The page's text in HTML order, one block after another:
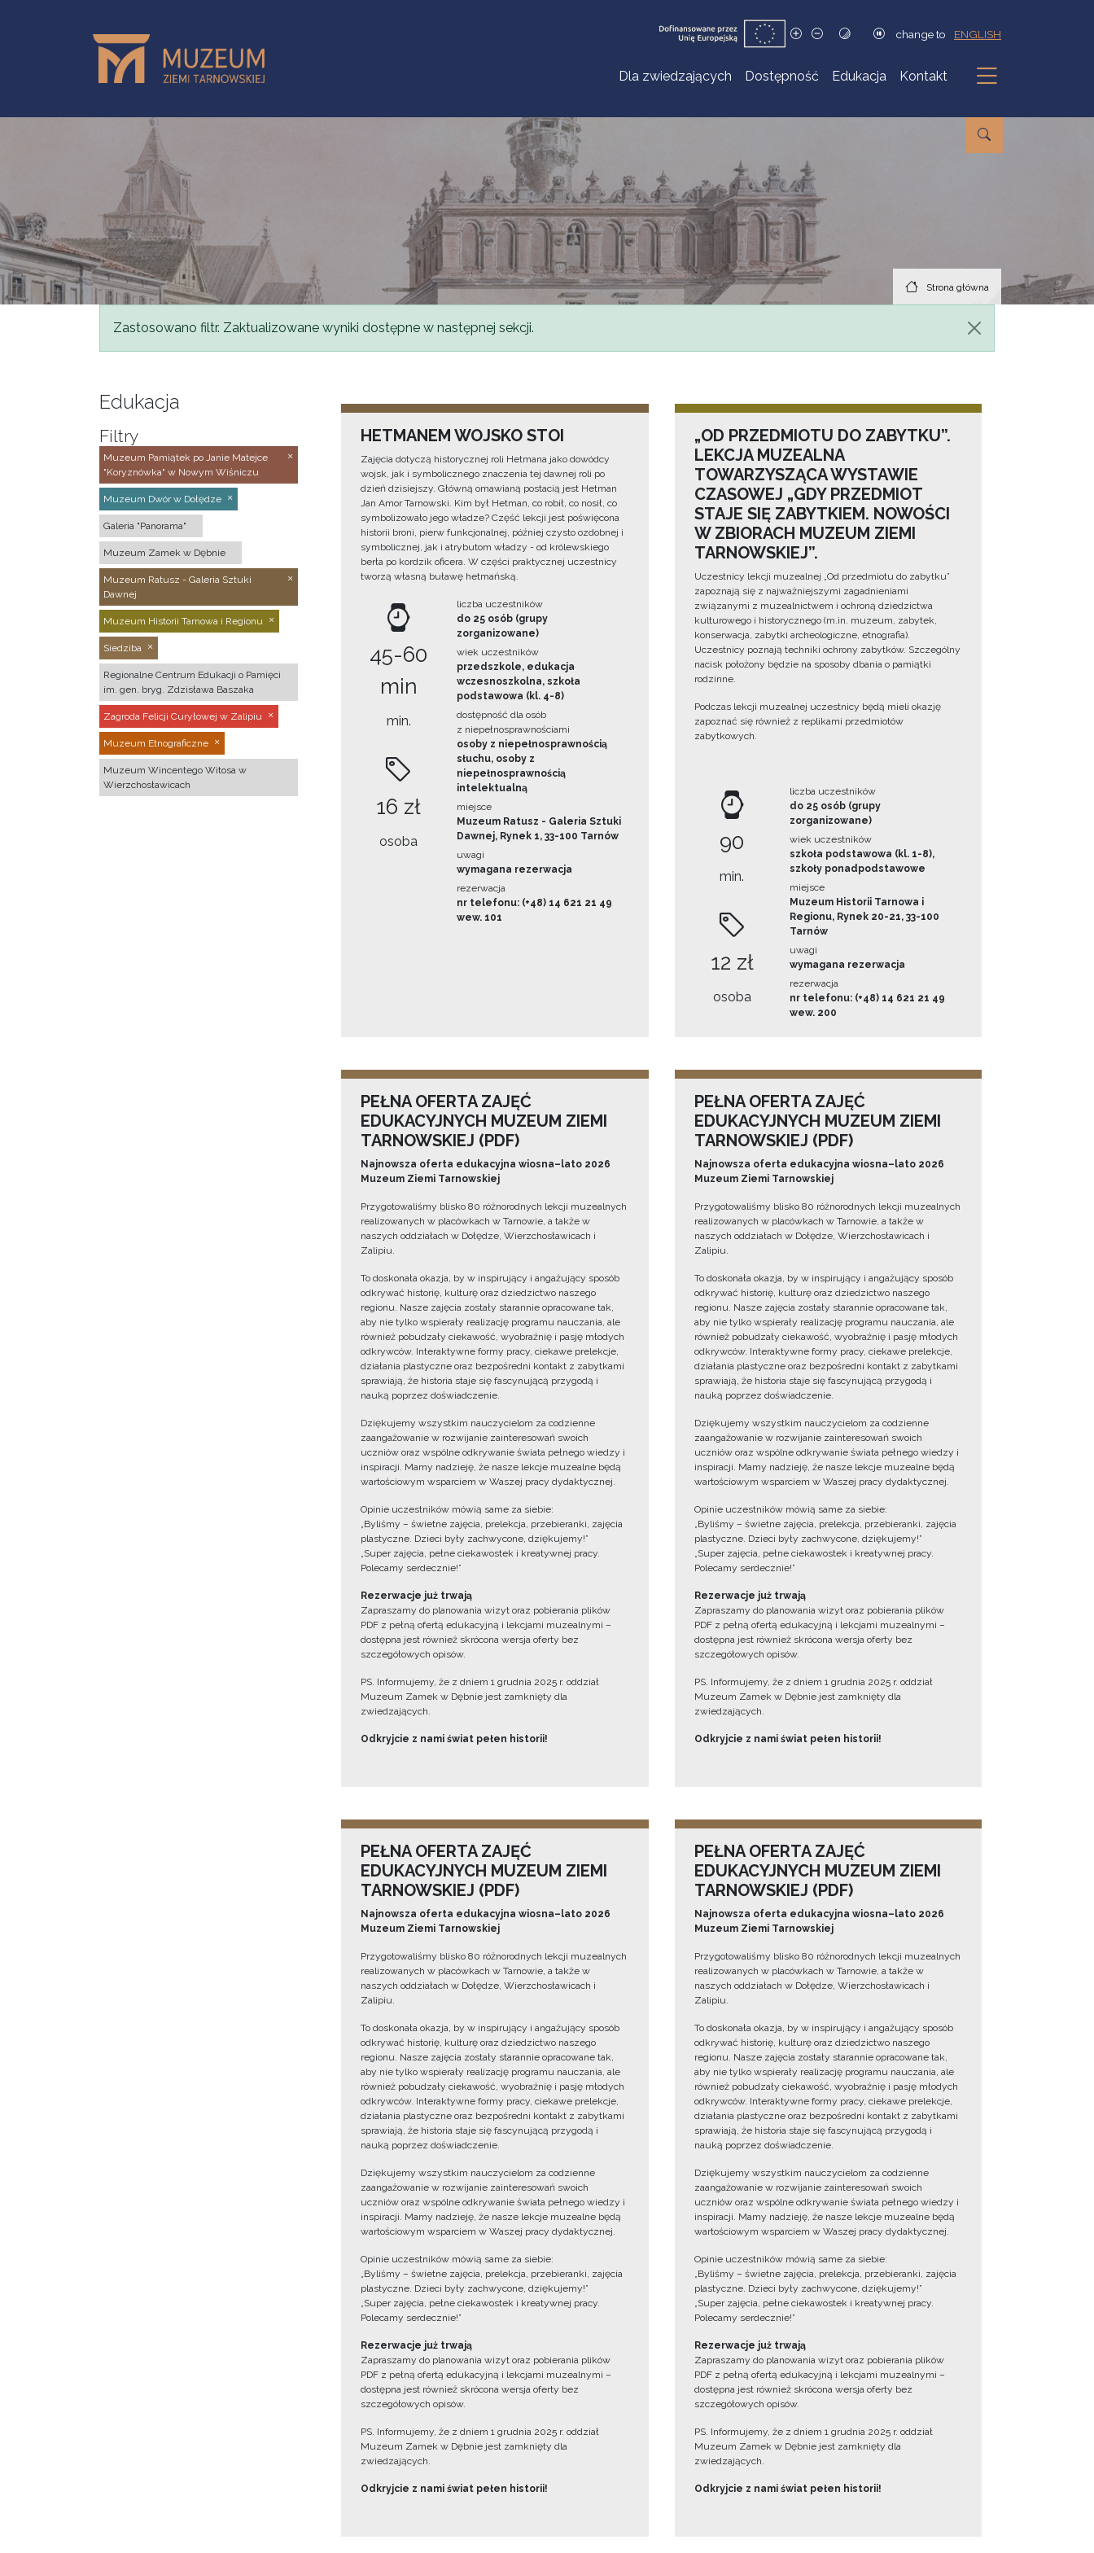
change to ENGLISH
Dla zwiedzających Dostępność Edukacja Kontakt
Podmenu
Strona główna
Komunikat
Zastosowano filtr. Zaktualizowane wyniki dostępne w następnej sekcji.
Edukacja
Filtry
Muzeum Pamiątek po Janie Matejce
"Koryznówka" w Nowym Wiśniczu
Muzeum Dwór w Dołędze
Galeria "Panorama"
Muzeum Zamek w Dębnie
Muzeum Ratusz - Galeria Sztuki
Dawnej
Muzeum Historii Tarnowa i Regionu
Siedziba
Regionalne Centrum Edukacji o Pamięci
im. gen. bryg. Zdzisława Baszaka
Zagroda Felicji Curyłowej w Zalipiu
Muzeum Etnograficzne
Muzeum Wincentego Witosa w
Wierzchosławicach
HETMANEM WOJSKO STOI
Zajęcia dotyczą historycznej roli Hetmana jako dowódcy
wojsk, jak i symbolicznego znaczenia tej dawnej roli po
dzień dzisiejszy. Główną omawianą postacią jest Hetman
Jan Amor Tarnowski. Kim był Hetman, co robił, co nosił, co
symbolizowało jego władze? Część lekcji jest poświęcona
historii broni, pierw funkcjonalnej, później czysto ozdobnej i
symbolicznej, jak i atrybutom władzy - od królewskiego
berła po kordzik oficera. W części praktycznej uczestnicy
tworzą własną buławę hetmańską.
45-60
min
min.
16 zł
osoba
liczba uczestników
do 25 osób (grupy
zorganizowane)
wiek uczestników
przedszkole, edukacja
wczesnoszkolna, szkoła
podstawowa (kl. 4-8)
dostępność dla osób
z niepełnosprawnościami
osoby z niepełnosprawnością
słuchu, osoby z
niepełnosprawnością
intelektualną
miejsce
Muzeum Ratusz - Galeria Sztuki
Dawnej, Rynek 1, 33-100 Tarnów
uwagi
wymagana rezerwacja
rezerwacja
nr telefonu: (+48) 14 621 21 49
wew. 101
„OD PRZEDMIOTU DO ZABYTKU”.
LEKCJA MUZEALNA
TOWARZYSZĄCA WYSTAWIE
CZASOWEJ „GDY PRZEDMIOT
STAJE SIĘ ZABYTKIEM. NOWOŚCI
W ZBIORACH MUZEUM ZIEMI
TARNOWSKIEJ”.
Uczestnicy lekcji muzealnej „Od przedmiotu do zabytku”
zapoznają się z najważniejszymi zagadnieniami
związanymi z muzealnictwem i ochroną dziedzictwa
kulturowego i historycznego (m.in. muzeum, zabytek,
konserwacja, zabytki archeologiczne, etnografia).
Uczestnicy poznają techniki ochrony zabytków. Szczególny
nacisk położony będzie na sposoby dbania o pamiątki
rodzinne.
Podczas lekcji muzealnej uczestnicy będą mieli okazję
zapoznać się również z replikami przedmiotów
zabytkowych.
90
min.
12 zł
osoba
liczba uczestników
do 25 osób (grupy
zorganizowane)
wiek uczestników
szkoła podstawowa (kl. 1-8),
szkoły ponadpodstawowe
miejsce
Muzeum Historii Tarnowa i
Regionu, Rynek 20-21, 33-100
Tarnów
uwagi
wymagana rezerwacja
rezerwacja
nr telefonu: (+48) 14 621 21 49
wew. 200
PEŁNA OFERTA ZAJĘĆ
EDUKACYJNYCH MUZEUM ZIEMI
TARNOWSKIEJ (PDF)
Najnowsza oferta edukacyjna wiosna–lato 2026
Muzeum Ziemi Tarnowskiej
Przygotowaliśmy blisko 80 różnorodnych lekcji muzealnych
realizowanych w placówkach w Tarnowie, a także w
naszych oddziałach w Dołędze, Wierzchosławicach i
Zalipiu.
To doskonała okazja, by w inspirujący i angażujący sposób
odkrywać historię, kulturę oraz dziedzictwo naszego
regionu. Nasze zajęcia zostały starannie opracowane tak,
aby nie tylko wspierały realizację programu nauczania, ale
również pobudzały ciekawość, wyobraźnię i pasję młodych
odkrywców. Interaktywne formy pracy, ciekawe prelekcje,
działania plastyczne oraz bezpośredni kontakt z zabytkami
sprawiają, że historia staje się fascynującą przygodą i
nauką poprzez doświadczenie.
Dziękujemy wszystkim nauczycielom za codzienne
zaangażowanie w rozwijanie zainteresowań swoich
uczniów oraz wspólne odkrywanie świata pełnego wiedzy i
inspiracji. Mamy nadzieję, że nasze lekcje muzealne będą
wartościowym wsparciem w Waszej pracy dydaktycznej.
Opinie uczestników mówią same za siebie:
„Byliśmy – świetne zajęcia, prelekcja, przebieranki, zajęcia
plastyczne. Dzieci były zachwycone, dziękujemy!”
„Super zajęcia, pełne ciekawostek i kreatywnej pracy.
Polecamy serdecznie!”
Rezerwacje już trwają
Zapraszamy do planowania wizyt oraz pobierania plików
PDF z pełną ofertą edukacyjną i lekcjami muzealnymi –
dostępna jest również skrócona wersja oferty bez
szczegółowych opisów.
PS. Informujemy, że z dniem 1 grudnia 2025 r. oddział
Muzeum Zamek w Dębnie jest zamknięty dla
zwiedzających.
Odkryjcie z nami świat pełen historii!
PEŁNA OFERTA ZAJĘĆ
EDUKACYJNYCH MUZEUM ZIEMI
TARNOWSKIEJ (PDF)
Najnowsza oferta edukacyjna wiosna–lato 2026
Muzeum Ziemi Tarnowskiej
Przygotowaliśmy blisko 80 różnorodnych lekcji muzealnych
realizowanych w placówkach w Tarnowie, a także w
naszych oddziałach w Dołędze, Wierzchosławicach i
Zalipiu.
To doskonała okazja, by w inspirujący i angażujący sposób
odkrywać historię, kulturę oraz dziedzictwo naszego
regionu. Nasze zajęcia zostały starannie opracowane tak,
aby nie tylko wspierały realizację programu nauczania, ale
również pobudzały ciekawość, wyobraźnię i pasję młodych
odkrywców. Interaktywne formy pracy, ciekawe prelekcje,
działania plastyczne oraz bezpośredni kontakt z zabytkami
sprawiają, że historia staje się fascynującą przygodą i
nauką poprzez doświadczenie.
Dziękujemy wszystkim nauczycielom za codzienne
zaangażowanie w rozwijanie zainteresowań swoich
uczniów oraz wspólne odkrywanie świata pełnego wiedzy i
inspiracji. Mamy nadzieję, że nasze lekcje muzealne będą
wartościowym wsparciem w Waszej pracy dydaktycznej.
Opinie uczestników mówią same za siebie:
„Byliśmy – świetne zajęcia, prelekcja, przebieranki, zajęcia
plastyczne. Dzieci były zachwycone, dziękujemy!”
„Super zajęcia, pełne ciekawostek i kreatywnej pracy.
Polecamy serdecznie!”
Rezerwacje już trwają
Zapraszamy do planowania wizyt oraz pobierania plików
PDF z pełną ofertą edukacyjną i lekcjami muzealnymi –
dostępna jest również skrócona wersja oferty bez
szczegółowych opisów.
PS. Informujemy, że z dniem 1 grudnia 2025 r. oddział
Muzeum Zamek w Dębnie jest zamknięty dla
zwiedzających.
Odkryjcie z nami świat pełen historii!
PEŁNA OFERTA ZAJĘĆ
EDUKACYJNYCH MUZEUM ZIEMI
TARNOWSKIEJ (PDF)
Najnowsza oferta edukacyjna wiosna–lato 2026
Muzeum Ziemi Tarnowskiej
Przygotowaliśmy blisko 80 różnorodnych lekcji muzealnych
realizowanych w placówkach w Tarnowie, a także w
naszych oddziałach w Dołędze, Wierzchosławicach i
Zalipiu.
To doskonała okazja, by w inspirujący i angażujący sposób
odkrywać historię, kulturę oraz dziedzictwo naszego
regionu. Nasze zajęcia zostały starannie opracowane tak,
aby nie tylko wspierały realizację programu nauczania, ale
również pobudzały ciekawość, wyobraźnię i pasję młodych
odkrywców. Interaktywne formy pracy, ciekawe prelekcje,
działania plastyczne oraz bezpośredni kontakt z zabytkami
sprawiają, że historia staje się fascynującą przygodą i
nauką poprzez doświadczenie.
Dziękujemy wszystkim nauczycielom za codzienne
zaangażowanie w rozwijanie zainteresowań swoich
uczniów oraz wspólne odkrywanie świata pełnego wiedzy i
inspiracji. Mamy nadzieję, że nasze lekcje muzealne będą
wartościowym wsparciem w Waszej pracy dydaktycznej.
Opinie uczestników mówią same za siebie:
„Byliśmy – świetne zajęcia, prelekcja, przebieranki, zajęcia
plastyczne. Dzieci były zachwycone, dziękujemy!”
„Super zajęcia, pełne ciekawostek i kreatywnej pracy.
Polecamy serdecznie!”
Rezerwacje już trwają
Zapraszamy do planowania wizyt oraz pobierania plików
PDF z pełną ofertą edukacyjną i lekcjami muzealnymi –
dostępna jest również skrócona wersja oferty bez
szczegółowych opisów.
PS. Informujemy, że z dniem 1 grudnia 2025 r. oddział
Muzeum Zamek w Dębnie jest zamknięty dla
zwiedzających.
Odkryjcie z nami świat pełen historii!
PEŁNA OFERTA ZAJĘĆ
EDUKACYJNYCH MUZEUM ZIEMI
TARNOWSKIEJ (PDF)
Najnowsza oferta edukacyjna wiosna–lato 2026
Muzeum Ziemi Tarnowskiej
Przygotowaliśmy blisko 80 różnorodnych lekcji muzealnych
realizowanych w placówkach w Tarnowie, a także w
naszych oddziałach w Dołędze, Wierzchosławicach i
Zalipiu.
To doskonała okazja, by w inspirujący i angażujący sposób
odkrywać historię, kulturę oraz dziedzictwo naszego
regionu. Nasze zajęcia zostały starannie opracowane tak,
aby nie tylko wspierały realizację programu nauczania, ale
również pobudzały ciekawość, wyobraźnię i pasję młodych
odkrywców. Interaktywne formy pracy, ciekawe prelekcje,
działania plastyczne oraz bezpośredni kontakt z zabytkami
sprawiają, że historia staje się fascynującą przygodą i
nauką poprzez doświadczenie.
Dziękujemy wszystkim nauczycielom za codzienne
zaangażowanie w rozwijanie zainteresowań swoich
uczniów oraz wspólne odkrywanie świata pełnego wiedzy i
inspiracji. Mamy nadzieję, że nasze lekcje muzealne będą
wartościowym wsparciem w Waszej pracy dydaktycznej.
Opinie uczestników mówią same za siebie:
„Byliśmy – świetne zajęcia, prelekcja, przebieranki, zajęcia
plastyczne. Dzieci były zachwycone, dziękujemy!”
„Super zajęcia, pełne ciekawostek i kreatywnej pracy.
Polecamy serdecznie!”
Rezerwacje już trwają
Zapraszamy do planowania wizyt oraz pobierania plików
PDF z pełną ofertą edukacyjną i lekcjami muzealnymi –
dostępna jest również skrócona wersja oferty bez
szczegółowych opisów.
PS. Informujemy, że z dniem 1 grudnia 2025 r. oddział
Muzeum Zamek w Dębnie jest zamknięty dla
zwiedzających.
Odkryjcie z nami świat pełen historii!